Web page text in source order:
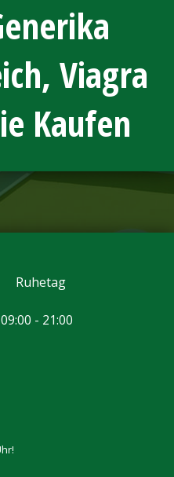
Viagra
Kaufen
- 21:00